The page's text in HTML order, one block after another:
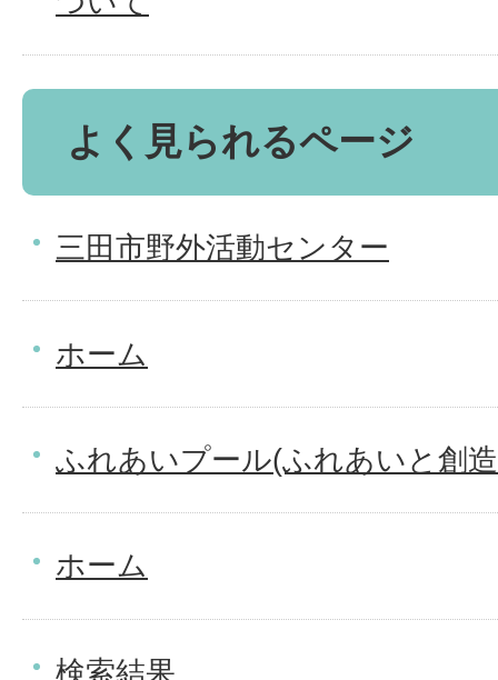
よく見られるページ
三田市野外活動センター
ホーム
ふれあいプール(ふれあいと創
ホーム
検索結果